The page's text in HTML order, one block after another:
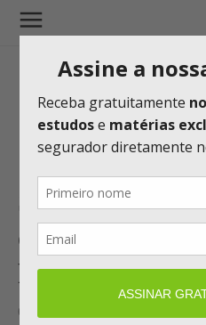
Seguradora
crescimento de
Parcerias até
O objetivo é crescer 50%